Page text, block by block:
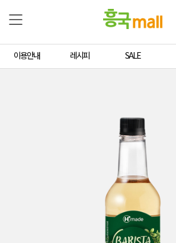
이용안내 레시피 SALE